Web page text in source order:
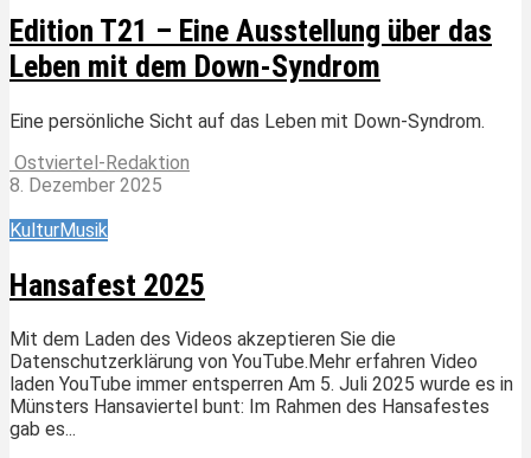
Edition T21 – Eine Ausstellung über das
Leben mit dem Down-Syndrom
Eine persönliche Sicht auf das Leben mit Down-Syndrom.
Ostviertel-Redaktion
8. Dezember 2025
KulturMusik
Hansafest 2025
Mit dem Laden des Videos akzeptieren Sie die
Datenschutzerklärung von YouTube.Mehr erfahren Video
laden YouTube immer entsperren Am 5. Juli 2025 wurde es in
Münsters Hansaviertel bunt: Im Rahmen des Hansafestes
gab es...